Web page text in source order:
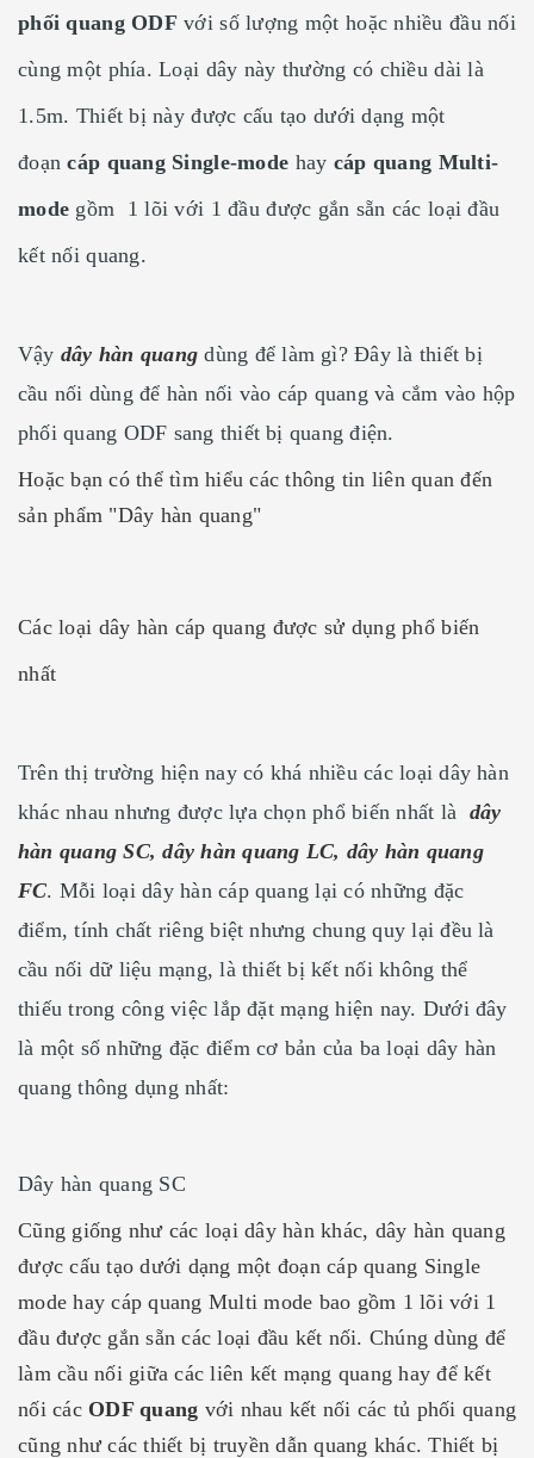
phối quang ODFvới số lượng một hoặc nhiều đầu nối
cùng một phía. Loại dây này thường có chiều dài là
1.5m. Thiết bị này được cấu tạo dưới dạng một
đoạncáp quang Single-mode hay cáp quang Multi-
mode gồm 1 lõi với 1 đầu được gắn sẵn các loại đầu
kết nối quang.
Vậy dây hàn quangdùng để làm gì? Đây là thiết bị
cầu nối dùng để hàn nối vào cáp quang và cắm vào hộp
phối quang ODF sang thiết bị quang điện.
Hoặc bạn có thể tìm hiểu các thông tin liên quan đến
sản phẩm "Dây hàn quang"
Các loại dây hàn cáp quang được sử dụng phổ biến
nhất
Trên thị trường hiện nay có khá nhiều các loại dây hàn
khác nhau nhưng được lựa chọn phổ biến nhất là dây
hàn quang SC,dây hàn quang LC, dây hàn quang
FC. Mỗi loại dây hàn cáp quang lại có những đặc
điểm, tính chất riêng biệt nhưng chung quy lại đều là
cầu nối dữ liệu mạng, là thiết bị kết nối không thể
thiếu trong công việc lắp đặt mạng hiện nay. Dưới đây
là một số những đặc điểm cơ bản của ba loại dây hàn
quang thông dụng nhất:
Dây hàn quang SC
Cũng giống như các loại dây hàn khác, dây hàn quang
được cấu tạo dưới dạng một đoạn cáp quang Single
mode hay cáp quang Multi mode bao gồm 1 lõi với 1
đầu được gắn sẵn các loại đầu kết nối. Chúng dùng để
làm cầu nối giữa các liên kết mạng quang hay để kết
nối các ODF quang với nhau kết nối các tủ phối quang
cũng như các thiết bị truyền dẫn quang khác. Thiết bị